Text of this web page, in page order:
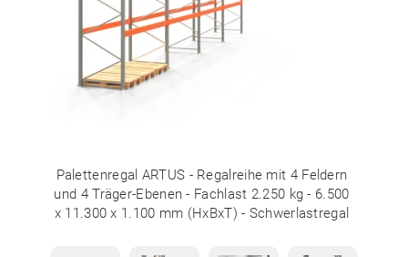
Palettenregal ARTUS - Regalreihe mit 4 Feldern
und 4 Träger-Ebenen - Fachlast 2.250 kg - 6.500
x 11.300 x 1.100 mm (HxBxT) - Schwerlastregal